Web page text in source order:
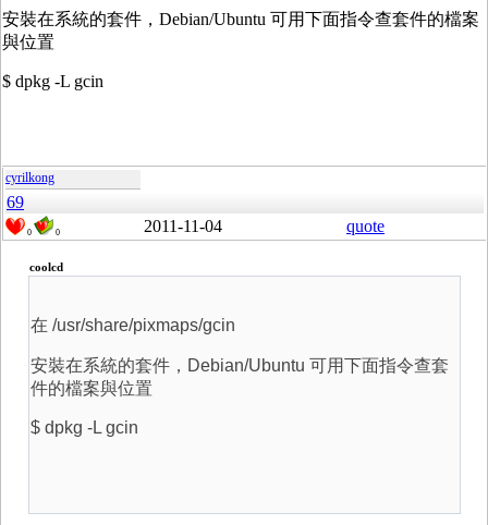
安裝在系統的套件，Debian/Ubuntu 可用下面指令查套件的檔案
與位置
$ dpkg -L gcin
cyrilkong
69
0 0 2011-11-04 quote
coolcd
在 /usr/share/pixmaps/gcin
安裝在系統的套件，Debian/Ubuntu 可用下面指令查套
件的檔案與位置
$ dpkg -L gcin